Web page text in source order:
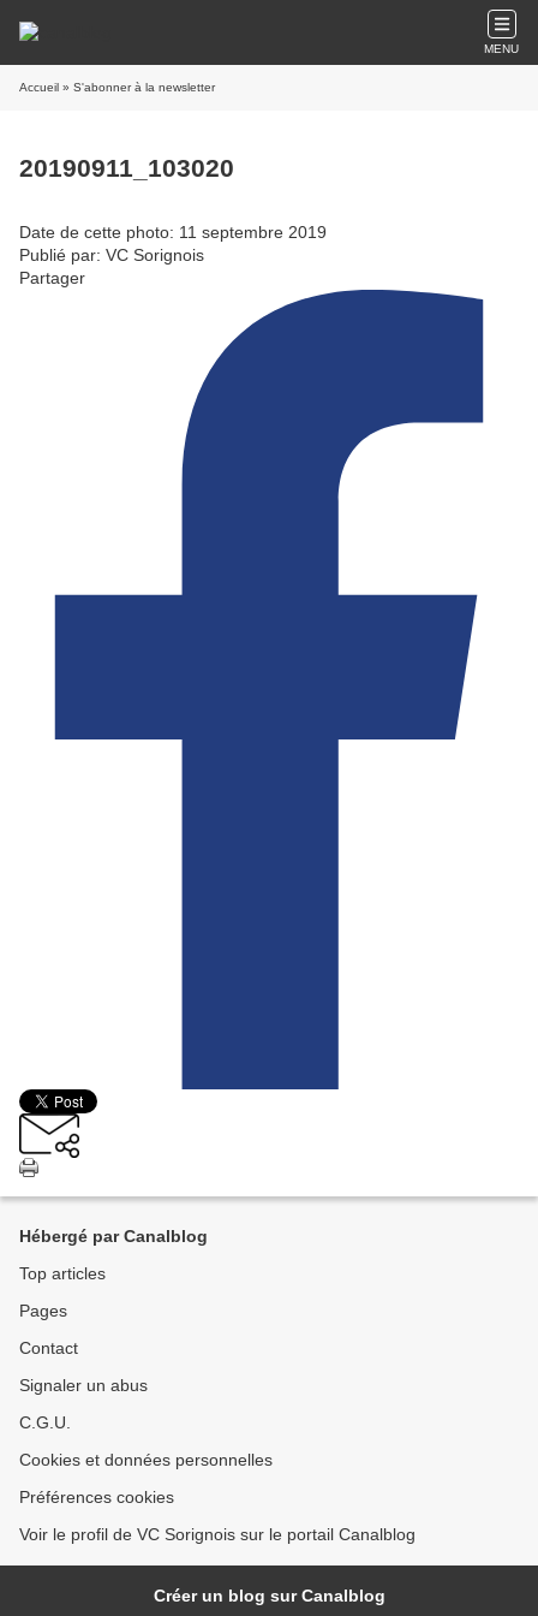
MENU
Accueil » S'abonner à la newsletter
20190911_103020
Date de cette photo: 11 septembre 2019
Publié par: VC Sorignois
Partager
Hébergé par Canalblog
Top articles
Pages
Contact
Signaler un abus
C.G.U.
Cookies et données personnelles
Préférences cookies
Voir le profil de VC Sorignois sur le portail Canalblog
Créer un blog sur Canalblog